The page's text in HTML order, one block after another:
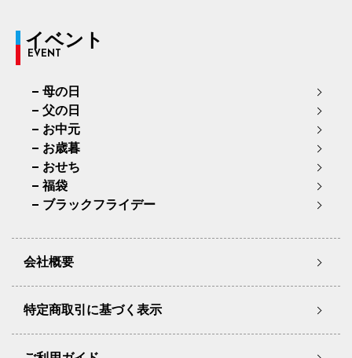
イベント
EVENT
母の日
父の日
お中元
お歳暮
おせち
福袋
ブラックフライデー
会社概要
特定商取引に基づく表示